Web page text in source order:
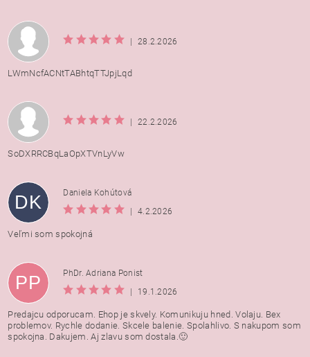
| 28.2.2026
LWmNcfACNtTABhtqTTJpjLqd
| 22.2.2026
SoDXRRCBqLaOpXTVnLyVw
DK
Daniela Kohútová
|
4.2.2026
Veľmi som spokojná
PP
PhDr. Adriana Ponist
|
19.1.2026
Predajcu odporucam. Ehop je skvely. Komunikuju hned. Volaju. Bex
problemov. Rychle dodanie. Skcele balenie. Spolahlivo. S nakupom som
spokojna. Dakujem. Aj zlavu som dostala.🙂